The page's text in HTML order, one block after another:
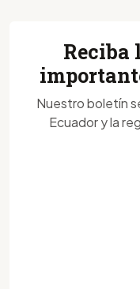
Reciba
Nuestro boletín
Ecuador y la